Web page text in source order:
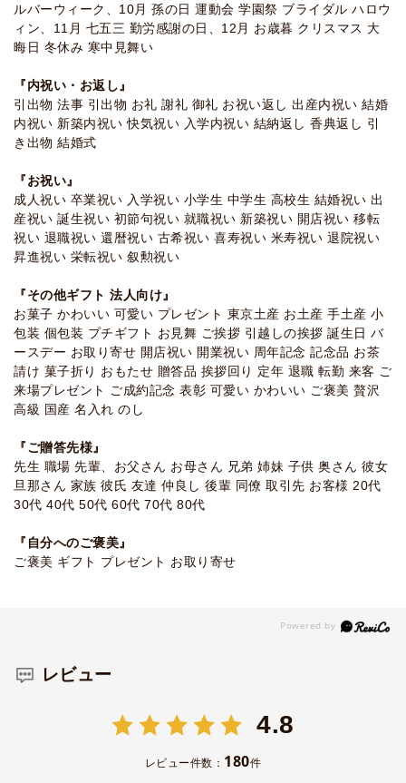
ルバーウィーク、10月 孫の日 運動会 学園祭 ブライダル ハロウ
ィン、11月 七五三 勤労感謝の日、12月 お歳暮 クリスマス 大
晦日 冬休み 寒中見舞い
『内祝い・お返し』
引出物 法事 引出物 お礼 謝礼 御礼 お祝い返し 出産内祝い 結婚
内祝い 新築内祝い 快気祝い 入学内祝い 結納返し 香典返し 引
き出物 結婚式
『お祝い』
成人祝い 卒業祝い 入学祝い 小学生 中学生 高校生 結婚祝い 出
産祝い 誕生祝い 初節句祝い 就職祝い 新築祝い 開店祝い 移転
祝い 退職祝い 還暦祝い 古希祝い 喜寿祝い 米寿祝い 退院祝い
昇進祝い 栄転祝い 叙勲祝い
『その他ギフト 法人向け』
お菓子 かわいい 可愛い プレゼント 東京土産 お土産 手土産 小
包装 個包装 プチギフト お見舞 ご挨拶 引越しの挨拶 誕生日 バ
ースデー お取り寄せ 開店祝い 開業祝い 周年記念 記念品 お茶
請け 菓子折り おもたせ 贈答品 挨拶回り 定年 退職 転勤 来客 ご
来場プレゼント ご成約記念 表彰 可愛い かわいい ご褒美 贅沢
高級 国産 名入れ のし
『ご贈答先様』
先生 職場 先輩、お父さん お母さん 兄弟 姉妹 子供 奥さん 彼女
旦那さん 家族 彼氏 友達 仲良し 後輩 同僚 取引先 お客様 20代
30代 40代 50代 60代 70代 80代
『自分へのご褒美』
ご褒美 ギフト プレゼント お取り寄せ
レビュー
4.8
レビュー件数： 180件